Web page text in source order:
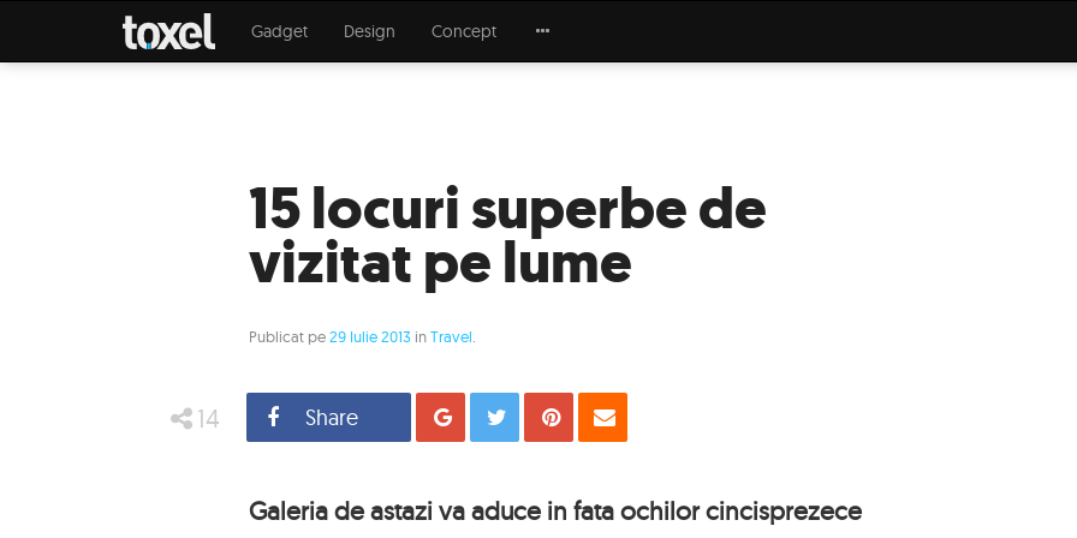
Gadget Design Concept
15 locuri superbe de
vizitat pe lume
Publicat pe29 Iulie 2013 inTravel
14 Share Distribuie
Tweet Pin
Galeria de astazi va aduce in fata ochilor cincisprezece